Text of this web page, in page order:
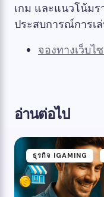
เกม และแนวโน้มร
ประสบการณ์การเ
จองทางเว็บไ
อ่านต่อไป
ธุรกิจ IGAMING